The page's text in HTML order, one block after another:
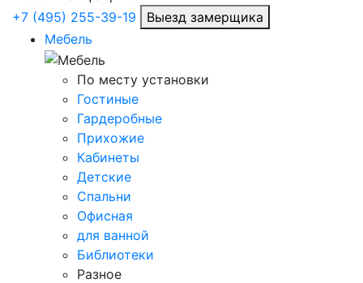
+7 (495) 255-39-19
Выезд замерщика
Мебель
По месту установки
Гостиные
Гардеробные
Прихожие
Кабинеты
Детские
Спальни
Офисная
для ванной
Библиотеки
Разное